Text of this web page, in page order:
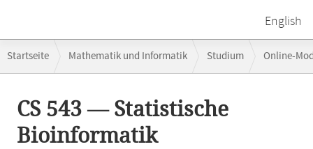
English
Navigation
Startseite Mathematik und Informatik Studium Online-
CS 543 — Statistische
Bioinformatik